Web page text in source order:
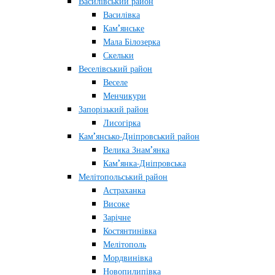
Василівка
Кам’янське
Мала Білозерка
Скельки
Веселівський район
Веселе
Менчикури
Запорізький район
Лисогірка
Кам’янсько-Дніпровський район
Велика Знам’янка
Кам’янка-Дніпровська
Мелітопольський район
Астраханка
Високе
Зарічне
Костянтинівка
Мелітополь
Мордвинівка
Новопилипівка